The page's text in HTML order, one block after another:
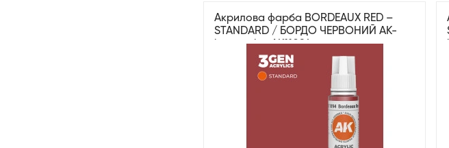
Акрилова фарба BORDEAUX RED –
STANDARD / БОРДО ЧЕРВОНИЙ AK-
interactive AK11094